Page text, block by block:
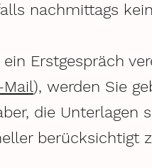
nachmittags
Erstgespräch
Mail), werden Sie
die Unterlagen
berücksichtigt